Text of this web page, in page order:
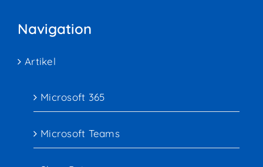
Navigation
Artikel
Microsoft 365
Microsoft Teams